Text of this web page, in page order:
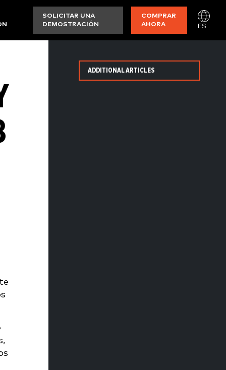
SOLICITAR UNA
DEMOSTRACIÓN
COMPRAR
AHORA
ES
ADDITIONAL ARTICLES